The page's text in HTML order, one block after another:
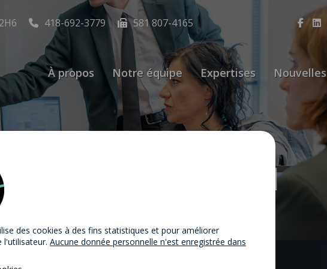
418-692-3779 581 807-4165
À propos Notre équipe Expertises Nouvelles
| Permis de travail
des cookies à des fins statistiques et pour améliorer
l'utilisateur. Aucune donnée personnelle n'est enregistrée dans